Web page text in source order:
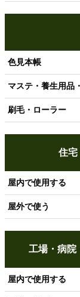
色見本帳
マステ・養生用品
刷毛・ローラー
住宅
屋内で使用する
屋外で使う
工場・病院
屋内で使用する